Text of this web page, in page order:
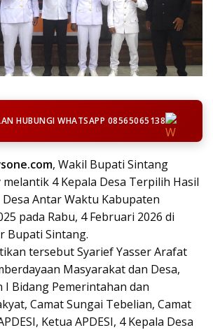
HUBUNGI WHATSAPP 08565065138
, Wakil Bupati Sintang
4 Kepala Desa Terpilih Hasil
Antar Waktu Kabupaten
pada Rabu, 4 Februari 2026 di
Bupati Sintang.
tersebut Syarief Yasser Arafat
Masyarakat dan Desa,
I Bidang Pemerintahan dan
Camat Sungai Tebelian, Camat
Ketua APDESI, 4 Kepala Desa